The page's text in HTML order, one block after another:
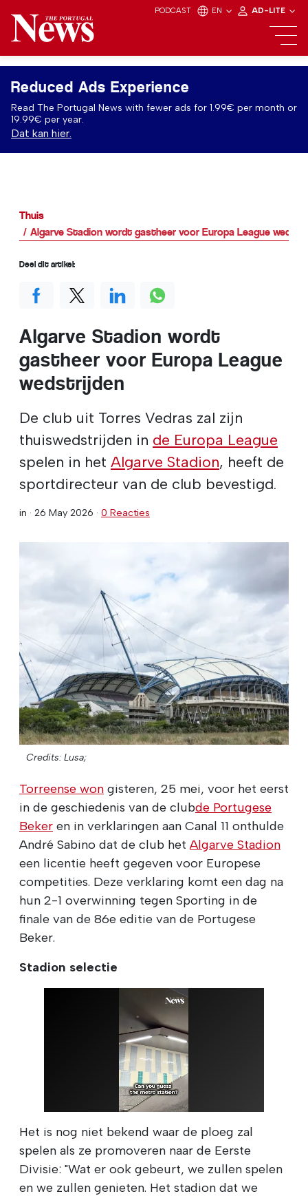
PODCAST EN AD-LITE
Reduced Ads Experience
Read The Portugal News with fewer ads for 1.99€ per month or
19.99€ per year.
Dat kan hier.
Thuis
Algarve Stadion wordt gastheer voor Europa League
Algarve Stadion wordt
gastheer voor Europa League
wedstrijden
De club uit Torres Vedras zal zijn
thuiswedstrijden in de Europa League
spelen in het Algarve Stadion, heeft de
sportdirecteur van de club bevestigd.
in · 26 May 2026 · 0 Reacties
Credits: Lusa;
Torreense won gisteren, 25 mei, voor het eerst
in de geschiedenis van de clubde Portugese
Beker en in verklaringen aan Canal 11 onthulde
André Sabino dat de club hetAlgarve Stadion
een licentie heeft gegeven voor Europese
competities. Deze verklaring komt een dag na
hun 2-1 overwinning tegen Sporting in de
finale van de 86e editie van de Portugese
Beker.
Stadion selectie
Het is nog niet bekend waar de ploeg zal
spelen als ze promoveren naar de Eerste
Divisie: "Wat er ook gebeurt, we zullen spelen
en we zullen genieten. Het stadion dat we
Deel dit artikel: